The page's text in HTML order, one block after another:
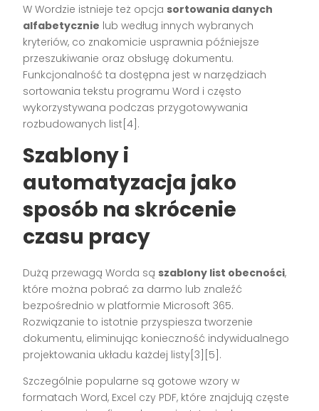
W Wordzie istnieje też opcja sortowania danych
alfabetycznie lub według innych wybranych
kryteriów, co znakomicie usprawnia późniejsze
przeszukiwanie oraz obsługę dokumentu.
Funkcjonalność ta dostępna jest w narzędziach
sortowania tekstu programu Word i często
wykorzystywana podczas przygotowywania
rozbudowanych list[4].
Szablony i
automatyzacja jako
sposób na skrócenie
czasu pracy
Dużą przewagą Worda są szablony list obecności,
które można pobrać za darmo lub znaleźć
bezpośrednio w platformie Microsoft 365.
Rozwiązanie to istotnie przyspiesza tworzenie
dokumentu, eliminując konieczność indywidualnego
projektowania układu każdej listy[3][5].
Szczególnie popularne są gotowe wzory w
formatach Word, Excel czy PDF, które znajdują częste